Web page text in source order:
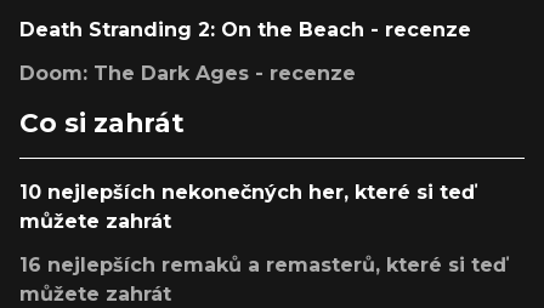
Death Stranding 2: On the Beach - recenze
Doom: The Dark Ages - recenze
Co si zahrát
10 nejlepších nekonečných her, které si teď
můžete zahrát
16 nejlepších remaků a remasterů, které si teď
můžete zahrát